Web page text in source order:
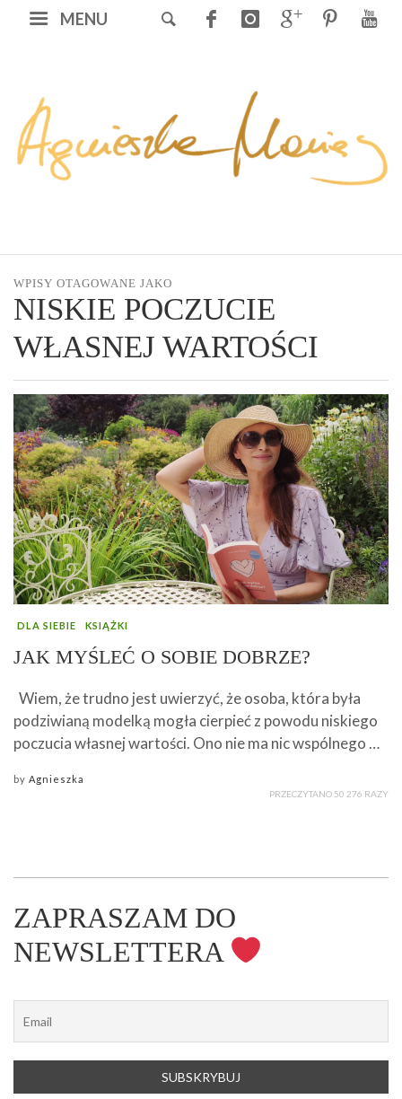
MENU
WPISY OTAGOWANE JAKO
NISKIE POCZUCIE
WŁASNEJ WARTOŚCI
DLA SIEBIE KSIĄŻKI
JAK MYŚLEĆ O SOBIE DOBRZE?
Wiem, że trudno jest uwierzyć, że osoba, która była
podziwianą modelką mogła cierpieć z powodu niskiego
poczucia własnej wartości. Ono nie ma nic wspólnego …
by Agnieszka
PRZECZYTANO 50 276 RAZY
ZAPRASZAM DO
NEWSLETTERA